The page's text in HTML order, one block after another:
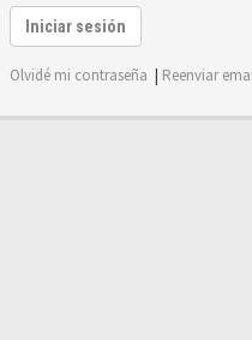
Iniciar sesión
Olvidé mi contraseña | Reenviar